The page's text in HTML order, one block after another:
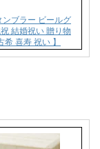
ンブラー ビールグ
結婚祝い 贈り物
喜寿 祝い 】